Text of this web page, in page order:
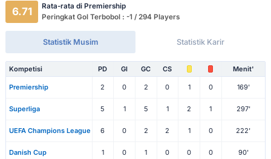
6.71
Rata-rata di Premiership
Peringkat Gol Terbobol : -1 / 294 Players
Statistik Musim Statistik Karir
Kompetisi PD Gl GC CS Menit'
Premiership 2 0 2 0 1 0 169'
Superliga 5 1 5 1 2 1 297'
UEFA Champions League 6 0 2 2 1 0 222'
Danish Cup 1 0 1 0 0 0 90'